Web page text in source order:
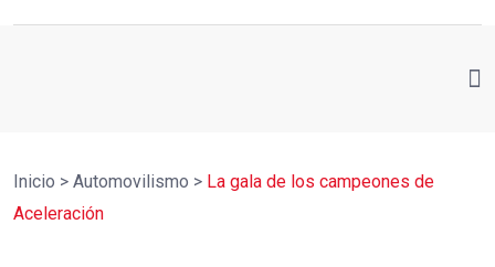
Inicio > Automovilismo > La gala de los campeones de
Aceleración